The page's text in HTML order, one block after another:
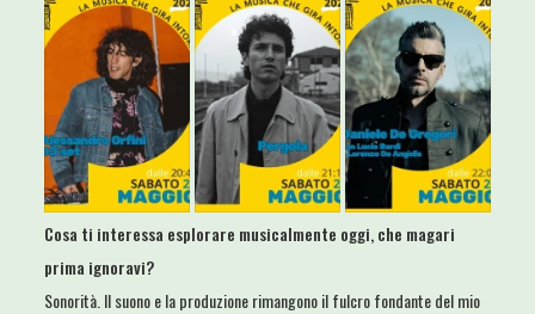
Cosa ti interessa esplorare musicalmente oggi, che magari
prima ignoravi?
Sonorità. Il suono e la produzione rimangono il fulcro fondante del mio